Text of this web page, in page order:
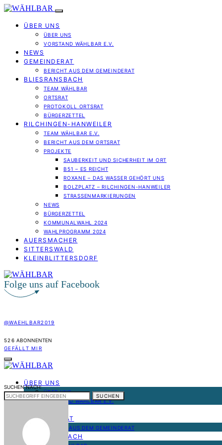
ÜBER UNS
ÜBER UNS
VORSTAND WÄHLBAR E.V.
NEWS
GEMEINDERAT
BERICHT AUS DEM GEMEINDERAT
BLIESRANSBACH
TEAM WÄHLBAR
ORTSRAT
PROTOKOLL ORTSRAT
BÜRGERZETTEL
RILCHINGEN-HANWEILER
TEAM WÄHLBAR E.V.
BERICHT AUS DEM ORTSRAT
PROJEKTE
SAUBERKEIT UND SICHERHEIT IM ORT
B51 – ES REICHT
ROXANE – DAS WASSER GEHÖRT UNS
BOLZPLATZ – RILCHINGEN-HANWEILER
STRASSENMARKIERUNGEN
NEWS
BÜRGERZETTEL
KOMMUNALWAHL 2024
WAHLPROGRAMM 2024
AUERSMACHER
SITTERSWALD
KLEINBLITTERSDORF
Folge uns auf Facebook
@WAEHLBAR2019
526 ABONNENTEN
GEFÄLLT MIR
ÜBER UNS
ÜBER UNS
VORSTAND WÄHLBAR E.V.
GEMEINDERAT
BERICHT AUS DEM GEMEINDERAT
BLIESRANSBACH
SUCHEN NACH:
SUCHEN